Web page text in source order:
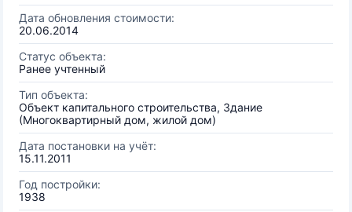
Дата обновления стоимости:
20.06.2014
Статус объекта:
Ранее учтенный
Тип объекта:
Объект капитального строительства, Здание
(Многоквартирный дом, жилой дом)
Дата постановки на учёт:
15.11.2011
Год постройки:
1938